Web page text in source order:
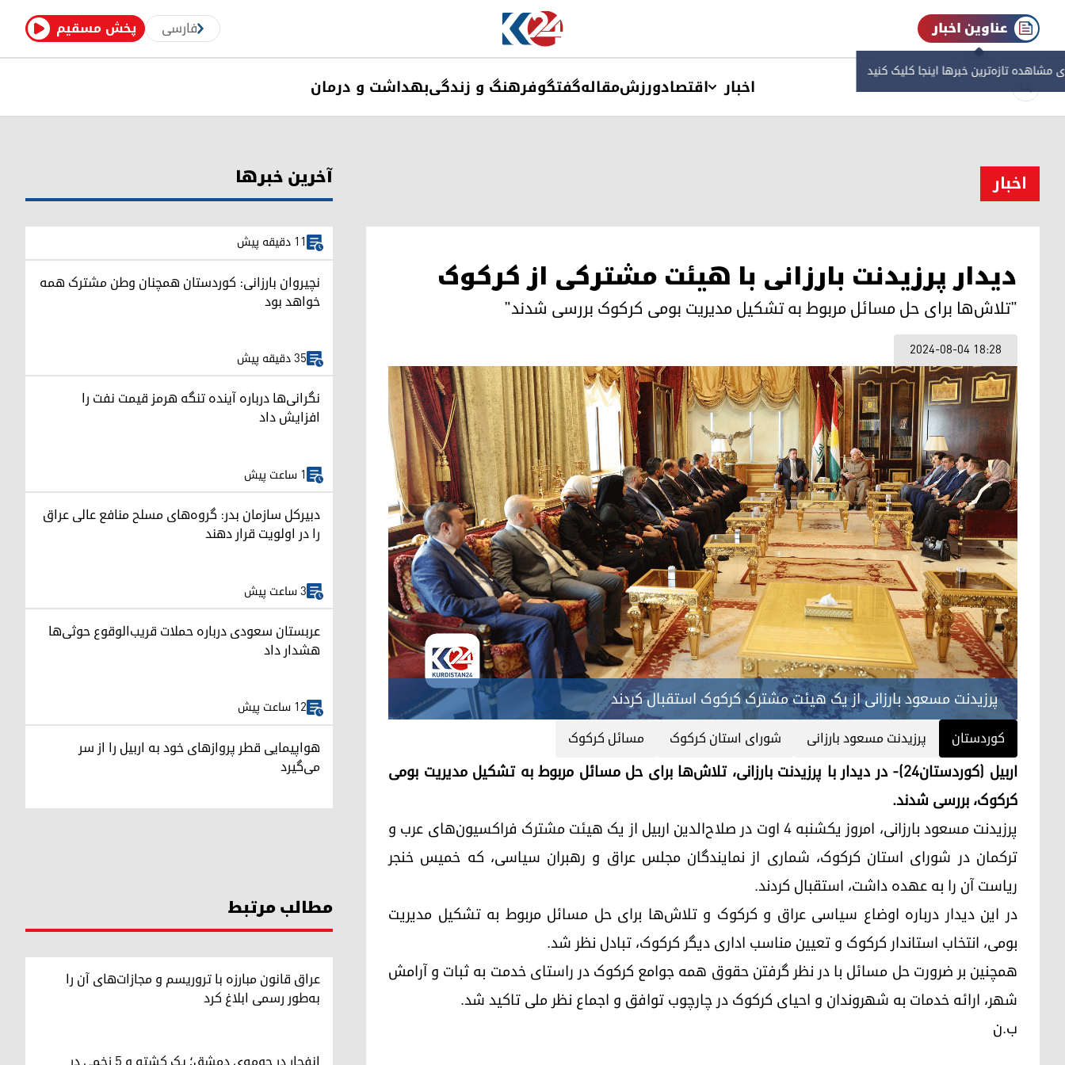
پخش مسقیم فارسی عناوین اخبار
مشاهده‌ تازه‌ترین خبرها اینجا کلیک کنید
اخبار اقتصادورزشمقالهگفتگوفرهنگ و زندگیبهداشت و درمان
اخبار
دیدار پرزیدنت بارزانی با هیئت مشترکی از کرکوک
"تلاش‌ها برای حل مسائل مربوط به تشکیل مدیریت بومی کرکوک بررسی شدند"
2024-08-04 18:28
پرزیدنت مسعود بارزانی از یک هیئت مشترک کرکوک استقبال کردند
کوردستان پرزیدنت مسعود بارزانی شورای استان کرکوک مسائل کرکوک
اربیل (کوردستان٢٤)- در دیدار با پرزیدنت بارزانی، تلاش‌ها برای حل مسائل مربوط به تشکیل مدیریت بومی
کرکوک، بررسی شدند.
پرزیدنت مسعود بارزانی، امروز یکشنبه ٤ اوت در صلاح‌الدین اربیل از یک هیئت مشترک فراکسیون‌های عرب و
ترکمان در شورای استان کرکوک، شماری از نمایندگان مجلس عراق و رهبران سیاسی، که خمیس خنجر
ریاست آن را به عهده داشت، استقبال کردند.
در این دیدار درباره اوضاع سیاسی عراق و کرکوک و تلاش‌ها برای حل مسائل مربوط به تشکیل مدیریت
بومی، انتخاب استاندار کرکوک و تعیین مناسب اداری دیگر کرکوک، تبادل نظر شد. ‌
همچنین بر ضرورت حل مسائل با در نظر گرفتن حقوق همه جوامع کرکوک در راستای خدمت به ثبات و آرامش
شهر، ارائه خدمات به شهروندان و احیای کرکوک در چارچوب توافق و اجماع نظر ملی تاکید شد.
ب.ن
آخرین خبرها
11 دقیقه پیش
نچیروان بارزانی: کوردستان همچنان وطن مشترک همه
خواهد بود
35 دقیقه پیش
نگرانی‌ها درباره آینده تنگه هرمز قیمت نفت را
افزایش داد
1 ساعت پیش
دبیرکل سازمان بدر: گروه‌های مسلح منافع عالی عراق
را در اولویت قرار دهند
3 ساعت پیش
عربستان سعودی درباره حملات قریب‌الوقوع حوثی‌ها
هشدار داد
12 ساعت پیش
هواپیمایی قطر پروازهای خود به اربیل را از سر
می‌گیرد
مطالب مرتبط
عراق قانون مبارزه با تروریسم و مجازات‌های آن را
به‌طور رسمی ابلاغ کرد